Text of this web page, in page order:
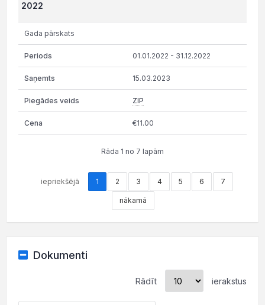
2022
Gada pārskats
01.01.2022 - 31.12.2022
15.03.2023
ZIP
€11.00
Rāda 1 no 7 lapām
iepriekšējā 1 2 3 4 5 6 7
nākamā
Dokumenti
Rādīt ierakstus